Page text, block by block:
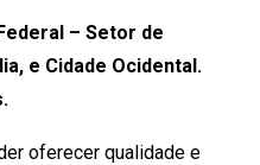
– Setor de
e Cidade Ocidental.
oferecer qualidade e